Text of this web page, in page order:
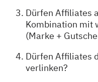
Dürfen Affiliates
Kombination mit
(Marke +
Dürfen Affiliates
verlinken?